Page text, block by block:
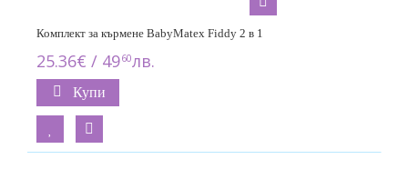
Комплект за кърмене BabyMatex Fiddy 2 в 1
25.36€ / 4960лв.
Купи